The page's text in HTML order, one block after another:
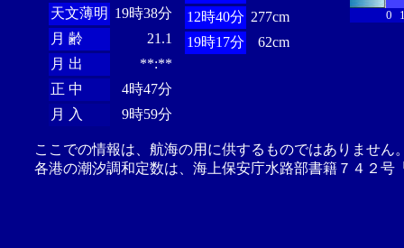
天文薄明 19時38分
月 齢
21.1
月 出
**:**
正 中
4時47分
月 入
9時59分
12時40分 277cm
19時17分
62cm
0
ここでの情報は、航海の用に供するものではありませ
各港の潮汐調和定数は、海上保安庁水路部書籍７４２